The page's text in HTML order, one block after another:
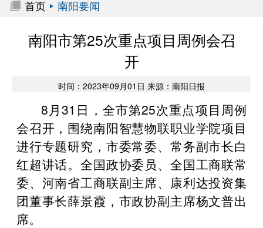
首页
南阳要闻
南阳市第25次重点项目周例会召
开
时间：2023年09月01日 来源：南阳日报
8月31日，全市第25次重点项目周例
会召开，围绕南阳智慧物联职业学院项目
进行专题研究，市委常委、常务副市长白
红超讲话。全国政协委员、全国工商联常
委、河南省工商联副主席、康利达投资集
团董事长薛景霞，市政协副主席杨文普出
席。